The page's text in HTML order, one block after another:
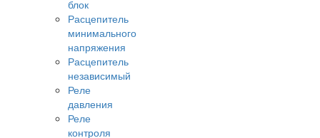
блок
Расцепитель
минимального
напряжения
Расцепитель
независимый
Реле
давления
Реле
контроля